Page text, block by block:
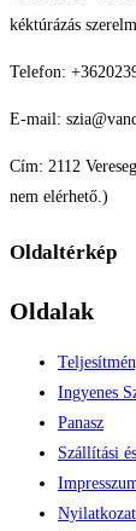
kéktúrázás
Telefon:
E-mail:
Cím: 2112
nem elérhető.)
Oldaltérkép
Oldalak
Ingyenes
Panasz
Szállítási